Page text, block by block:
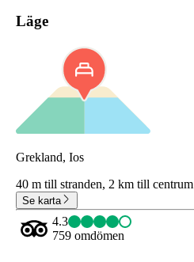
Läge
Grekland, Ios
40 m till stranden, 2 km till centrum
Se karta
4.3
759 omdömen